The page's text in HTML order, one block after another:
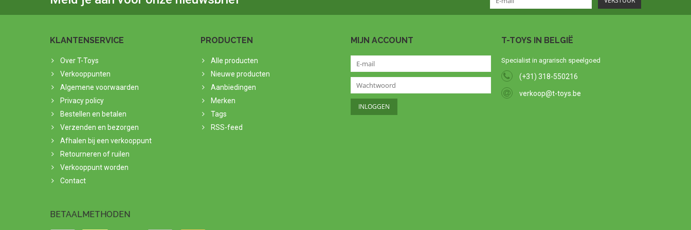
KLANTENSERVICE
Over T-Toys
Verkooppunten
Algemene voorwaarden
Privacy policy
Bestellen en betalen
Verzenden en bezorgen
Afhalen bij een verkooppunt
Retourneren of ruilen
Verkooppunt worden
Contact
PRODUCTEN
Alle producten
Nieuwe producten
Aanbiedingen
Merken
Tags
RSS-feed
MIJN ACCOUNT T-TOYS IN BELGIË
Specialist in agrarisch speelgoed
(+31) 318-550216
verkoop@t-toys.be
BETAALMETHODEN